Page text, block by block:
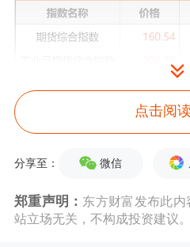
点击阅
分享至： 微信
郑重声明： 东方财富发布此
站立场无关，不构成投资建议